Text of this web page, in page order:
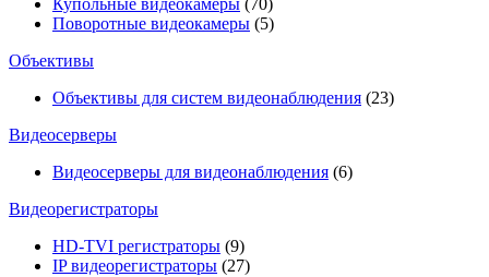
Купольные видеокамеры (70)
Поворотные видеокамеры (5)
Объективы
Объективы для систем видеонаблюдения (23)
Видеосерверы
Видеосерверы для видеонаблюдения (6)
Видеорегистраторы
HD-TVI регистраторы (9)
IP видеорегистраторы (27)